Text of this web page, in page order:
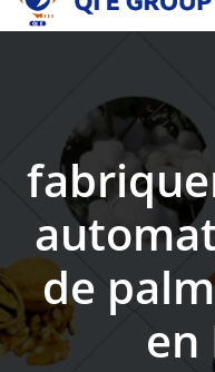
content
de
en